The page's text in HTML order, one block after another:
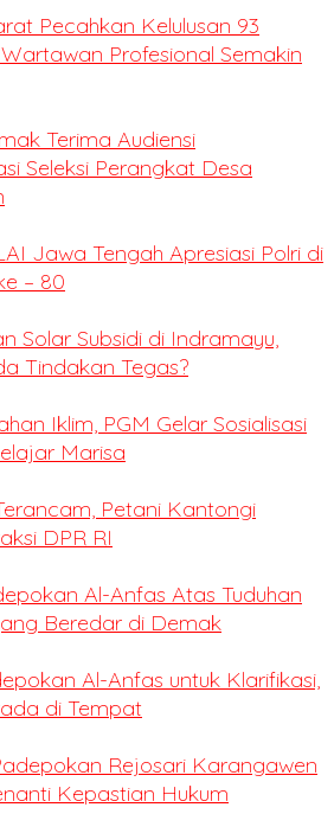
Pecahkan Kelulusan 93
Profesional Semakin
Terima Audiensi
Seleksi Perangkat Desa
Jawa Tengah Apresiasi Polri di
– 80
Solar Subsidi di Indramayu,
Tindakan Tegas?
Iklim, PGM Gelar Sosialisasi
Marisa
Petani Kantongi
DPR RI
Al-Anfas Atas Tuduhan
Beredar di Demak
Al-Anfas untuk Klarifikasi,
di Tempat
Rejosari Karangawen
Kepastian Hukum